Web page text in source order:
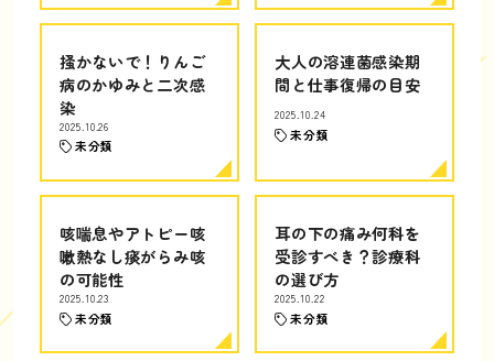
掻かないで！りんご
病のかゆみと二次感
染
2025.10.26
未分類
大人の溶連菌感染期
間と仕事復帰の目安
2025.10.24
未分類
咳喘息やアトピー咳
嗽熱なし痰がらみ咳
の可能性
2025.10.23
未分類
耳の下の痛み何科を
受診すべき？診療科
の選び方
2025.10.22
未分類